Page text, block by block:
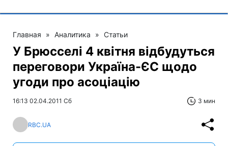
Главная » Аналитика » Статьи
У Брюсселі 4 квітня відбудуться
переговори Україна-ЄС щодо
угоди про асоцiацiю
16:13 02.04.2011 Сб 3 мин
RBC.UA